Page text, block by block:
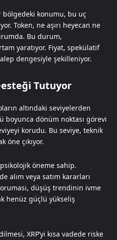
bölgedeki konumu, bu uç
Token, ne aşırı heyecan ne
Bu durum,
yaratıyor. Fiyat, spekülatif
dengesiyle şekilleniyor.
Tutuyor
altındaki seviyelerden
boyunca dönüm noktası görevi
korudu. Bu seviye, teknik
öne çıkıyor.
öneme sahip.
alım veya satım kararları
düşüş trendinin ivme
henüz güçlü yükseliş
XRP’yi kısa vadede riske